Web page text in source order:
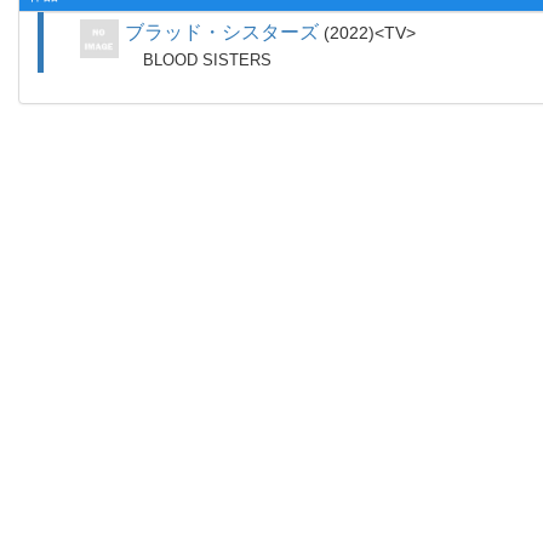
ブラッド・シスターズ 2022 TV
BLOOD SISTERS